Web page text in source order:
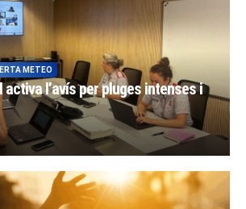
METEO
l’avís per pluges intenses i